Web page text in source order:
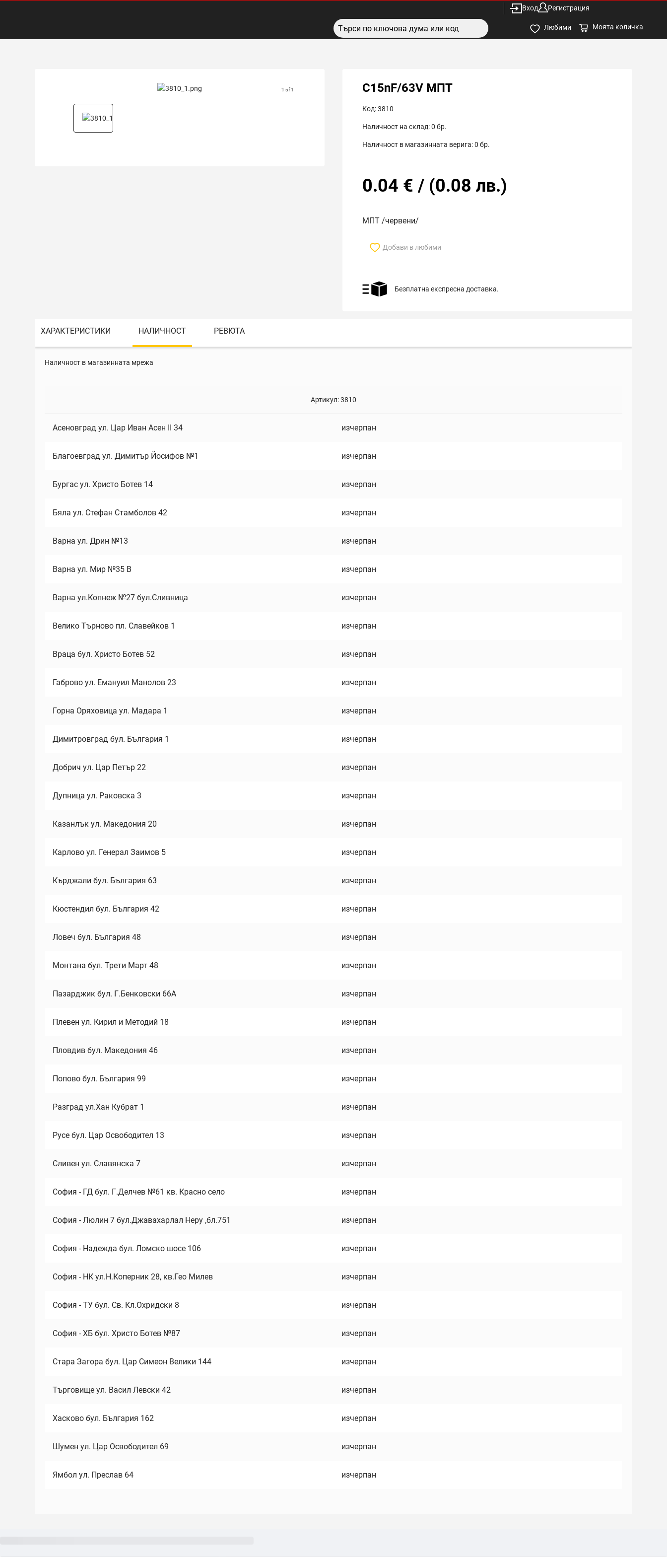
Вход Регистрация
Любими Моята количка
1 of 1 C15nF/63V МПТ
Код:3810
Наличност на склад:0 бр.
Наличност в магазинната верига:0 бр.
0.04 € / (0.08 лв.)
МПТ /червени/
Добави в любими
Безплатна експресна доставка.
ХАРАКТЕРИСТИКИ НАЛИЧНОСТ РЕВЮТА
Наличност в магазинната мрежа
Артикул:3810
Асеновград ул. Цар Иван Асен II 34 изчерпан
Благоевград ул. Димитър Йосифов №1 изчерпан
Бургас ул. Христо Ботев 14 изчерпан
Бяла ул. Стефан Стамболов 42 изчерпан
Варна ул. Дрин №13 изчерпан
Варна ул. Мир №35 В изчерпан
Варна ул.Копнеж №27 бул.Сливница изчерпан
Велико Търново пл. Славейков 1 изчерпан
Враца бул. Христо Ботев 52 изчерпан
Габрово ул. Емануил Манолов 23 изчерпан
Горна Оряховица ул. Мадара 1 изчерпан
Димитровград бул. България 1 изчерпан
Добрич ул. Цар Петър 22 изчерпан
Дупница ул. Раковска 3 изчерпан
Казанлък ул. Македония 20 изчерпан
Карлово ул. Генерал Заимов 5 изчерпан
Кърджали бул. България 63 изчерпан
Кюстендил бул. България 42 изчерпан
Ловеч бул. България 48 изчерпан
Монтана бул. Трети Март 48 изчерпан
Пазарджик бул. Г.Бенковски 66А изчерпан
Плевен ул. Кирил и Методий 18 изчерпан
Пловдив бул. Македония 46 изчерпан
Попово бул. България 99 изчерпан
Разград ул.Хан Кубрат 1 изчерпан
Русе бул. Цар Освободител 13 изчерпан
Сливен ул. Славянска 7 изчерпан
София - ГД бул. Г.Делчев №61 кв. Красно село изчерпан
София - Люлин 7 бул.Джавахарлал Неру ,бл.751 изчерпан
София - Надежда бул. Ломско шосе 106 изчерпан
София - НК ул.Н.Коперник 28, кв.Гео Милев изчерпан
София - ТУ бул. Св. Кл.Охридски 8 изчерпан
София - ХБ бул. Христо Ботев №87 изчерпан
Стара Загора бул. Цар Симеон Велики 144 изчерпан
Търговище ул. Васил Левски 42 изчерпан
Хасково бул. България 162 изчерпан
Шумен ул. Цар Освободител 69 изчерпан
Ямбол ул. Преслав 64 изчерпан